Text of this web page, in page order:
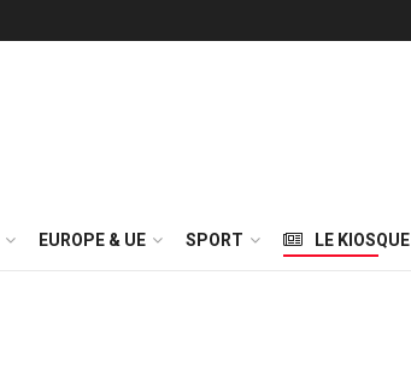
EUROPE & UE SPORT LE KIOSQUE